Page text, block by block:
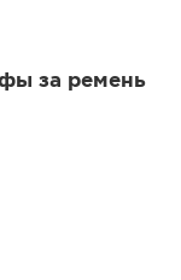
за ремень